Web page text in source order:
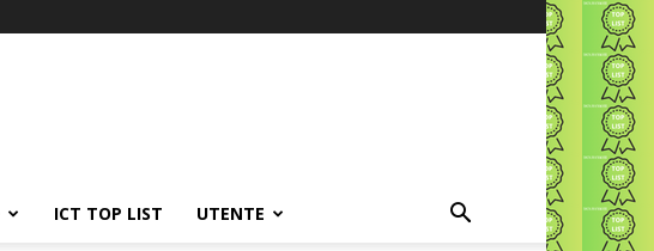
ICT TOP LIST UTENTE